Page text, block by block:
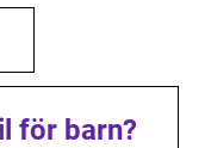
för barn?